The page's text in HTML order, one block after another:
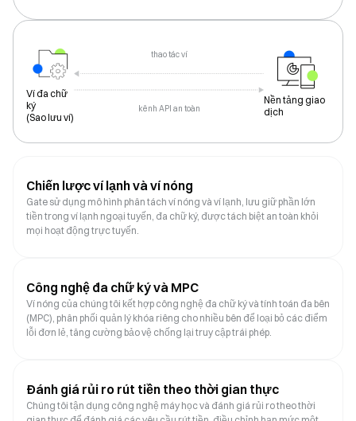
Ví đa chữ
ký
(Sao lưu ví)
thao tác ví
kênh API an toàn
Nền tảng giao
dịch
Chiến lược ví lạnh và ví nóng
Gate sử dụng mô hình phân tách ví nóng và ví lạnh, lưu giữ phần lớn
tiền trong ví lạnh ngoại tuyến, đa chữ ký, được tách biệt an toàn khỏi
mọi hoạt động trực tuyến.
Công nghệ đa chữ ký và MPC
Ví nóng của chúng tôi kết hợp công nghệ đa chữ ký và tính toán đa bên
(MPC), phân phối quản lý khóa riêng cho nhiều bên để loại bỏ các điểm
lỗi đơn lẻ, tăng cường bảo vệ chống lại truy cập trái phép.
Đánh giá rủi ro rút tiền theo thời gian thực
Chúng tôi tận dụng công nghệ máy học và đánh giá rủi ro theo thời